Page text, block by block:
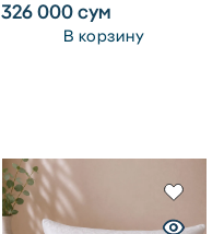
326 000сум
В корзину